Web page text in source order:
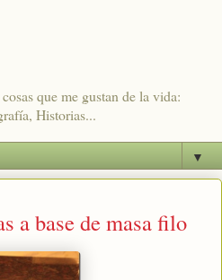
que me gustan de la vida:
Historias...
▼
a base de masa filo